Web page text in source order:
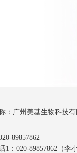
：广州美基生物科技有
89857862
1：020-89857862（李小